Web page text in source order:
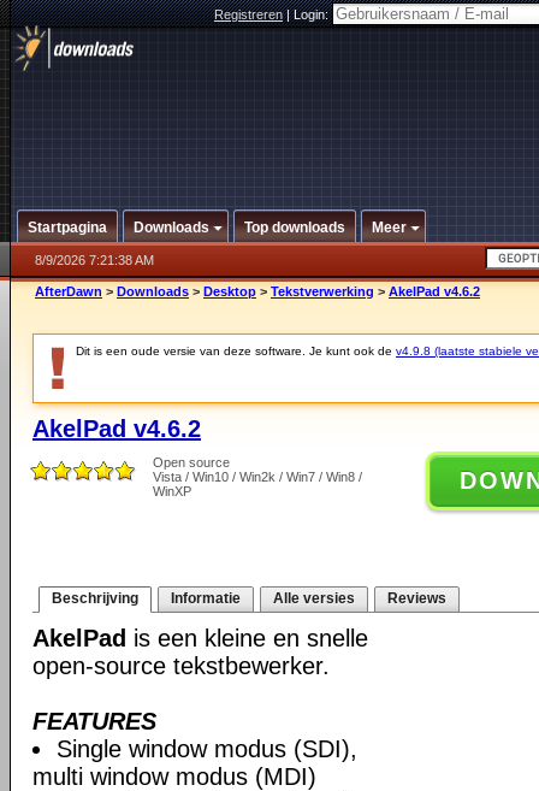
Registreren|Login:
Startpagina Downloads Top downloads Meer
8/9/2026 7:21:38 AM
AfterDawn > Downloads > Desktop > Tekstverwerking > AkelPad v4.6.2
Dit is een oude versie van deze software. Je kunt ook de v4.9.8 (laatste stabiele
AkelPad v4.6.2
Open source
Vista / Win10 / Win2k / Win7 / Win8 /
WinXP
Beschrijving Informatie Alle versies Reviews
AkelPad is een kleine en snelle
open-source tekstbewerker.
FEATURES
Single window modus (SDI),
multi window modus (MDI)